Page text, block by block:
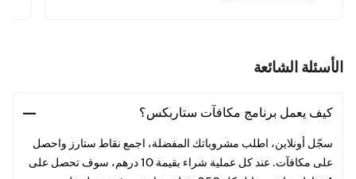
الأسئلة الشائعة
كيف يعمل برنامج مكافآت ستاربكس؟
سجّل أونلاين، اطلب مشروباتك المفضلة، اجمع نقاط ستارز واحصل
على مكافآت. عند كل عملية شراء بقيمة 10 درهم، سوف تحصل على